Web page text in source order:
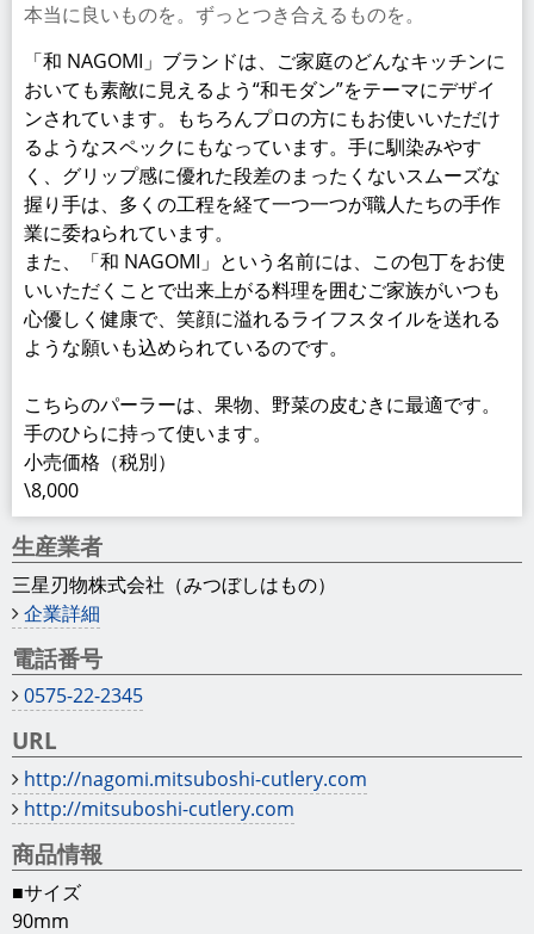
本当に良いものを。ずっとつき合えるものを。
「和 NAGOMI」ブランドは、ご家庭のどんなキッチンに
おいても素敵に見えるよう“和モダン”をテーマにデザイ
ンされています。もちろんプロの方にもお使いいただけ
るようなスペックにもなっています。手に馴染みやす
く、グリップ感に優れた段差のまったくないスムーズな
握り手は、多くの工程を経て一つ一つが職人たちの手作
業に委ねられています。
また、「和 NAGOMI」という名前には、この包丁をお使
いいただくことで出来上がる料理を囲むご家族がいつも
心優しく健康で、笑顔に溢れるライフスタイルを送れる
ような願いも込められているのです。
こちらのパーラーは、果物、野菜の皮むきに最適です。
手のひらに持って使います。
小売価格（税別）
\8,000
生産業者
三星刃物株式会社（みつぼしはもの）
企業詳細
電話番号
0575-22-2345
URL
http://nagomi.mitsuboshi-cutlery.com
http://mitsuboshi-cutlery.com
商品情報
■サイズ
90mm